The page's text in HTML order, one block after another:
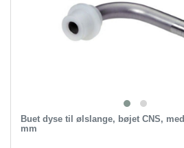
Buet dyse til ølslange, bøjet CNS,
mm